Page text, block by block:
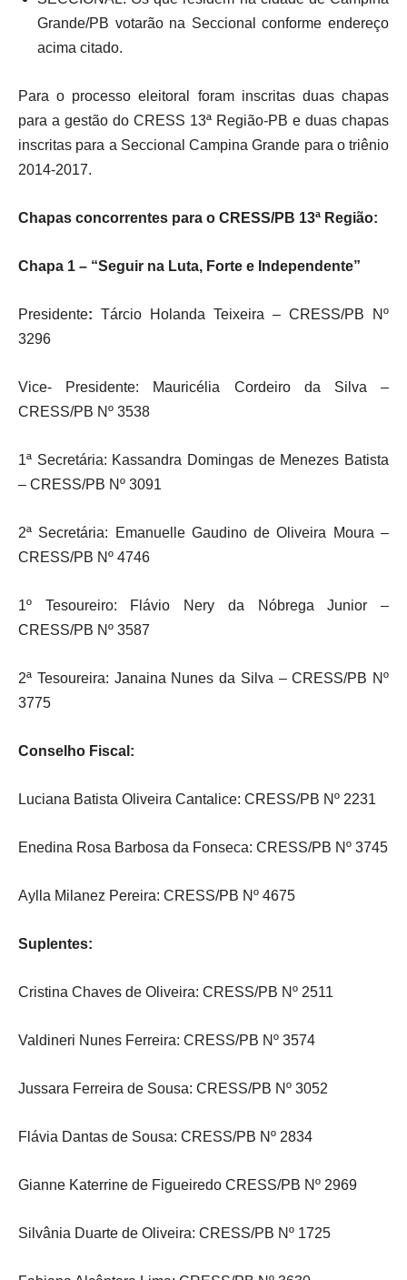
Grande/PB votarão na Seccional conforme endereço
acima citado.
Para o processo eleitoral foram inscritas duas chapas
para a gestão do CRESS 13ª Região-PB e duas chapas
inscritas para a Seccional Campina Grande para o triênio
2014-2017.
Chapas concorrentes para o CRESS/PB 13ª Região:
Chapa 1 – “Seguir na Luta, Forte e Independente”
Presidente: Tárcio Holanda Teixeira – CRESS/PB Nº
3296
Vice- Presidente: Mauricélia Cordeiro da Silva –
CRESS/PB Nº 3538
1ª Secretária: Kassandra Domingas de Menezes Batista
– CRESS/PB Nº 3091
2ª Secretária: Emanuelle Gaudino de Oliveira Moura –
CRESS/PB Nº 4746
1º Tesoureiro: Flávio Nery da Nóbrega Junior –
CRESS/PB Nº 3587
2ª Tesoureira: Janaina Nunes da Silva – CRESS/PB Nº
3775
Conselho Fiscal:
Luciana Batista Oliveira Cantalice: CRESS/PB Nº 2231
Enedina Rosa Barbosa da Fonseca: CRESS/PB Nº 3745
Aylla Milanez Pereira: CRESS/PB Nº 4675
Suplentes:
Cristina Chaves de Oliveira: CRESS/PB Nº 2511
Valdineri Nunes Ferreira: CRESS/PB Nº 3574
Jussara Ferreira de Sousa: CRESS/PB Nº 3052
Flávia Dantas de Sousa: CRESS/PB Nº 2834
Gianne Katerrine de Figueiredo CRESS/PB Nº 2969
Silvânia Duarte de Oliveira: CRESS/PB Nº 1725